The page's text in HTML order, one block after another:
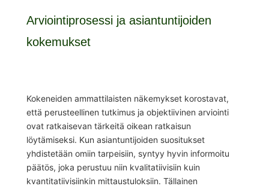
Arviointiprosessi ja asiantuntijoiden
kokemukset
Kokeneiden ammattilaisten näkemykset korostavat,
että perusteellinen tutkimus ja objektiivinen arviointi
ovat ratkaisevan tärkeitä oikean ratkaisun
löytämiseksi. Kun asiantuntijoiden suositukset
yhdistetään omiin tarpeisiin, syntyy hyvin informoitu
päätös, joka perustuu niin kvalitatiivisiin kuin
kvantitatiivisiinkin mittaustuloksiin. Tällainen